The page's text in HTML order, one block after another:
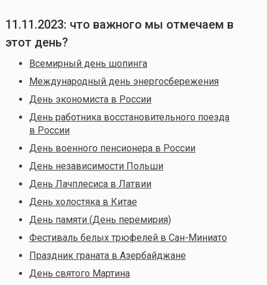
11.11.2023: что важного мы отмечаем в
этот день?
Всемирный день шопинга
Международный день энергосбережения
День экономиста в России
День работника восстановительного поезда
в России
День военного пенсионера в России
День независимости Польши
День Лачплесиса в Латвии
День холостяка в Китае
День памяти (День перемирия)
Фестиваль белых трюфелей в Сан-Миниато
Праздник граната в Азербайджане
День святого Мартина